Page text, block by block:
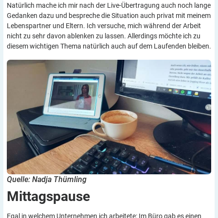
Natürlich mache ich mir nach der Live-Übertragung auch noch lange
Gedanken dazu und bespreche die Situation auch privat mit meinem
Lebenspartner und Eltern. Ich versuche, mich während der Arbeit
nicht zu sehr davon ablenken zu lassen. Allerdings möchte ich zu
diesem wichtigen Thema natürlich auch auf dem Laufenden bleiben.
Quelle: Nadja Thümling
Mittagspause
Egal in welchem Unternehmen ich arbeitete: Im Büro gab es einen